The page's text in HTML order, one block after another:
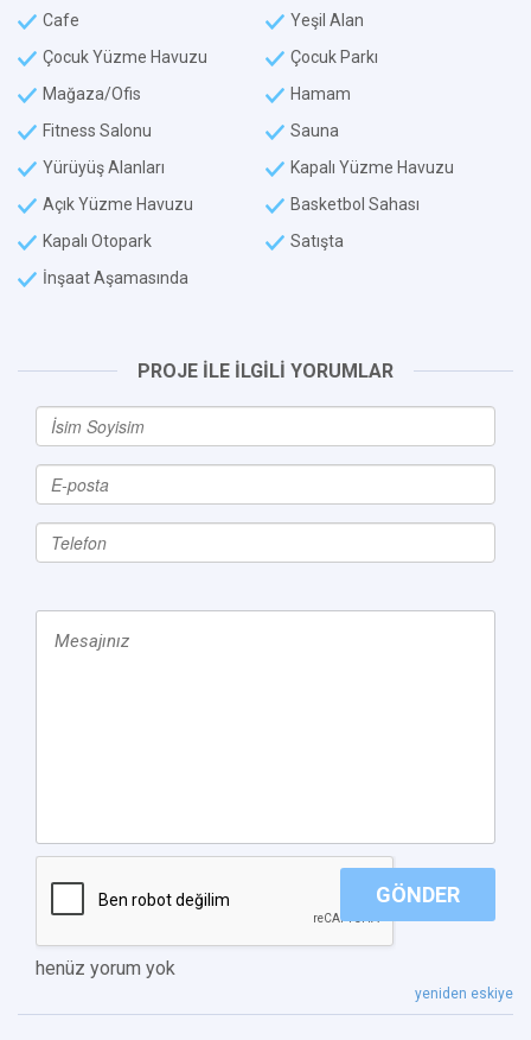
Cafe
Yeşil Alan
Çocuk Yüzme Havuzu
Çocuk Parkı
Mağaza/Ofis
Hamam
Fitness Salonu
Sauna
Yürüyüş Alanları
Kapalı Yüzme Havuzu
Açık Yüzme Havuzu
Basketbol Sahası
Kapalı Otopark
Satışta
İnşaat Aşamasında
PROJE İLE İLGİLİ YORUMLAR
GÖNDER
henüz yorum yok
yeniden eskiye